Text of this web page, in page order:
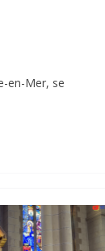
en-Mer, se